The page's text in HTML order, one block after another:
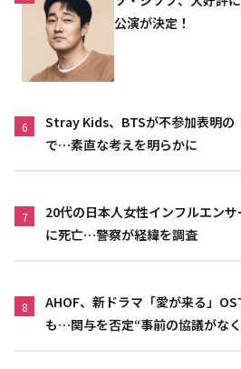
公演が決定！
6
Stray Kids、BTSが不参加表明の
で…素直な考えを明らかに
7
20代の日本人女性インフルエン
に死亡…警察が経緯を調査
8
AHOF、新ドラマ「愛が来る」
も…関与を否定“事前の協議がな